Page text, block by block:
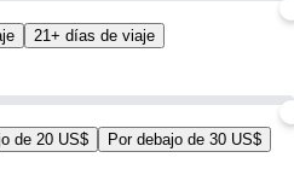
21+ días de viaje
de 20 US$
Por debajo de 30 US$